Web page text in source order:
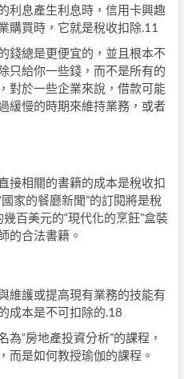
利息產生利息時，信用卡興趣
購買時，它就是稅收扣除.11
錢總是更便宜的，並且根本不
只給你一些錢，而不是所有的
對於一些企業來說，借款可能
緩慢的時期來維持業務，或者
接相關的書籍的成本是稅收扣
家的餐廳新聞”的訂閱將是稅
百美元的“現代化的烹飪”盒裝
的合法書籍。
維護或提高現有業務的技能有
成本是不可扣除的.18
“房地產投資分析”的課程，
而是如何教授瑜伽的課程。